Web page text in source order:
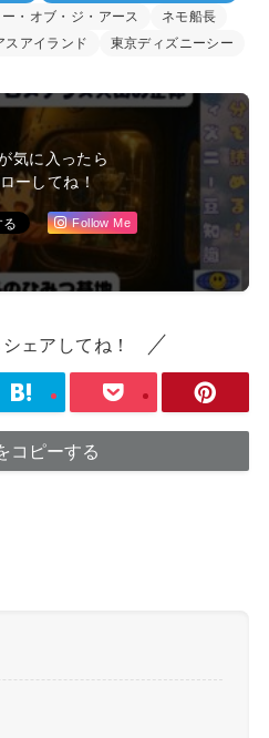
・オブ・ジ・アース
ネモ船長
スアイランド 東京ディズニーシー
気に入ったら
ーしてね！
Follow Me
ェアしてね！
コピーする